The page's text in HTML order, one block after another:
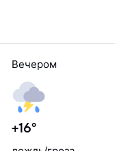
Вечером
+16°